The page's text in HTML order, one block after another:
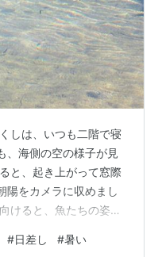
しは、いつも二階で寝
、海側の空の様子が見
と、起き上がって窓際
陽をカメラに収めまし
けると、魚たちの姿が
朝陽が、魚の影を底
#日差し #暑い